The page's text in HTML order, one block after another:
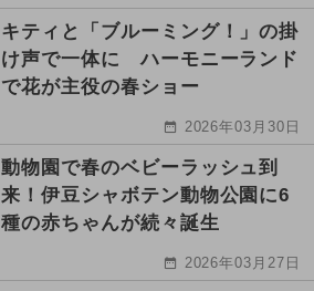
キティと「ブルーミング！」の掛
け声で一体に ハーモニーランド
で花が主役の春ショー
2026年03月30日
動物園で春のベビーラッシュ到
来！伊豆シャボテン動物公園に6
種の赤ちゃんが続々誕生
2026年03月27日